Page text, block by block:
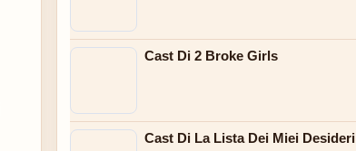
Cast Di 2 Broke Girls
Cast Di La Lista Dei Miei Desideri